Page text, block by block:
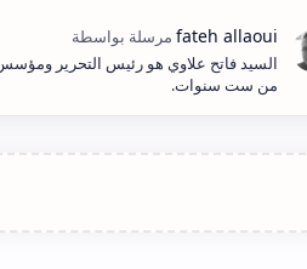
السيد فاتح علاوي هو رئيس التحرير
من ست سنوات.